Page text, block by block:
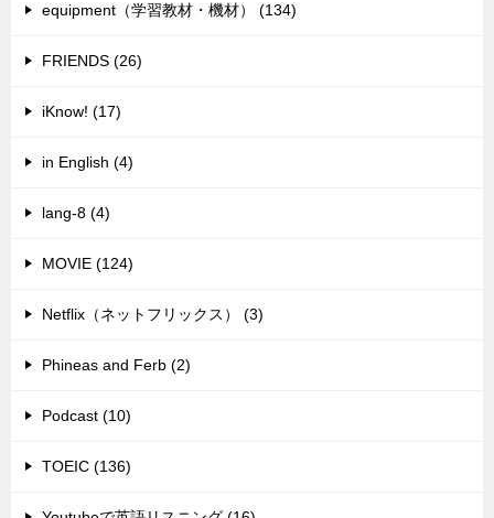
equipment（学習教材・機材） (134)
FRIENDS (26)
iKnow! (17)
in English (4)
lang-8 (4)
MOVIE (124)
Netflix（ネットフリックス） (3)
Phineas and Ferb (2)
Podcast (10)
TOEIC (136)